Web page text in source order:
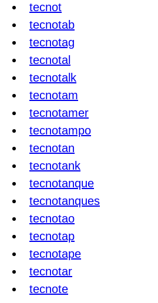
tecnot
tecnotab
tecnotag
tecnotal
tecnotalk
tecnotam
tecnotamer
tecnotampo
tecnotan
tecnotank
tecnotanque
tecnotanques
tecnotao
tecnotap
tecnotape
tecnotar
tecnote